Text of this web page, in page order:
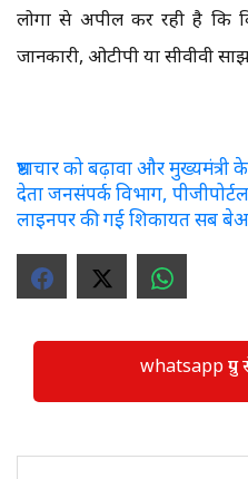
लोगों से अपील कर रही है कि
जानकारी, ओटीपी या सीवीवी
भ्रष्टाचार को बढ़ावा और
देता जनसंपर्क विभाग,
लाइनपर की गई शिकायत सब
whatsapp